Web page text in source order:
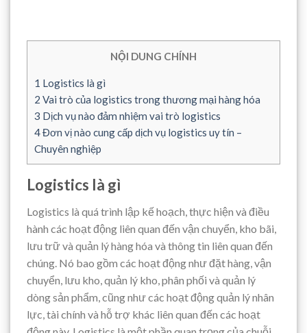
NỘI DUNG CHÍNH
1 Logistics là gì
2 Vai trò của logistics trong thương mại hàng hóa
3 Dịch vụ nào đảm nhiệm vai trò logistics
4Đơn vị nào cung cấp dịch vụ logistics uy tín –
Chuyên nghiệp
Logistics là gì
Logistics là quá trình lập kế hoạch, thực hiện và điều
hành các hoạt động liên quan đến vận chuyển, kho bãi,
lưu trữ và quản lý hàng hóa và thông tin liên quan đến
chúng. Nó bao gồm các hoạt động như đặt hàng, vận
chuyển, lưu kho, quản lý kho, phân phối và quản lý
dòng sản phẩm, cũng như các hoạt động quản lý nhân
lực, tài chính và hỗ trợ khác liên quan đến các hoạt